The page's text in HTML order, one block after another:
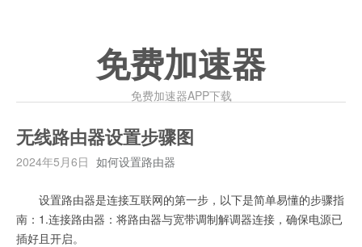
免费加速器
免费加速器APP下载
无线路由器设置步骤图
2024年5月6日 如何设置路由器
设置路由器是连接互联网的第一步，以下是简单易懂的步骤指
南：1.连接路由器：将路由器与宽带调制解调器连接，确保电源已
插好且开启。